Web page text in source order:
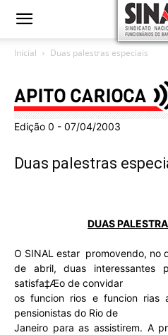
Inicial Duas palestras especiais
Edição 0 - 07/04/2003
Duas palestras
DUAS
O SINAL estar promovendo, no
de abril, duas interessantes
satisfa‡Æo de convidar
os funcion rios e funcion rias
pensionistas do Rio de
Janeiro para as assistirem. A